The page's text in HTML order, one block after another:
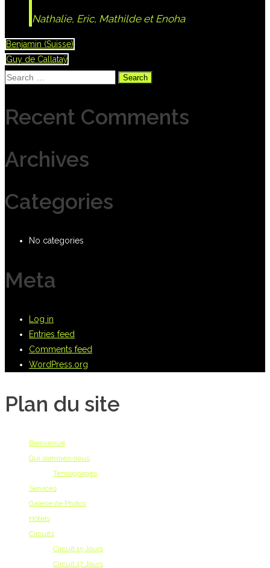
Nathalie, Eric, Mathilde et Enoha
Benjamin (Suisse)
Guy de Callataÿ
Search
Recent Comments
Archives
Categories
No categories
Meta
Log in
Entries feed
Comments feed
WordPress.org
Plan du site
Bienvenue
Qui sommes-nous
Temoignages
Services
Galerie de Photos
Hôtels
Circuits
Circuit 15 Jours
Circuit 17 Jours